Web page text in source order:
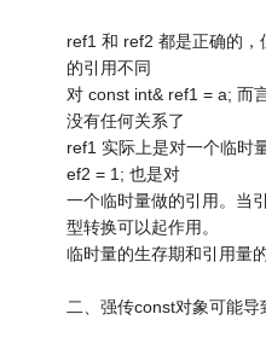
ref1 和 ref2 都是正确的
的引用不同
对 const int& ref1 = a; 而
没有任何关系了
ref1 实际上是对一个临时
ef2 = 1; 也是对
一个临时量做的引用。当
型转换可以起作用。
临时量的生存期和引用量
二、强传const对象可能导